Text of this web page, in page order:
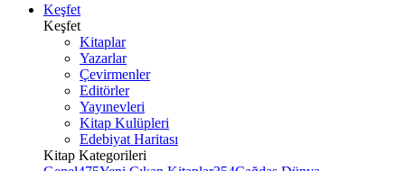
Keşfet
Keşfet
Kitaplar
Yazarlar
Çevirmenler
Editörler
Yayınevleri
Kitap Kulüpleri
Edebiyat Haritası
Kitap Kategorileri